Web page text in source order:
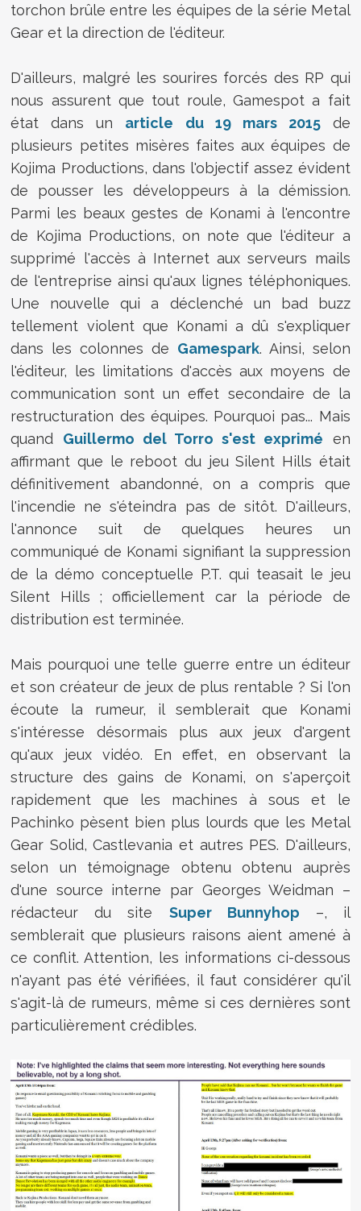
torchon brûle entre les équipes de la série Metal
Gear et la direction de l'éditeur.
D'ailleurs, malgré les sourires forcés des RP qui
nous assurent que tout roule, Gamespot a fait
état dans un article du 19 mars 2015de
plusieurs petites misères faites aux équipes de
Kojima Productions, dans l'objectif assez évident
de pousser les développeurs à la démission.
Parmi les beaux gestes de Konami à l'encontre
de Kojima Productions, on note que l'éditeur a
supprimé l'accès à Internet aux serveurs mails
de l'entreprise ainsi qu'aux lignes téléphoniques.
Une nouvelle qui a déclenché un bad buzz
tellement violent que Konami a dû s'expliquer
dans les colonnes de Gamespark. Ainsi, selon
l'éditeur, les limitations d'accès aux moyens de
communication sont un effet secondaire de la
restructuration des équipes. Pourquoi pas... Mais
quand Guillermo del Torro s'est exprimé en
affirmant que le reboot du jeu Silent Hills était
définitivement abandonné, on a compris que
l'incendie ne s'éteindra pas de sitôt. D'ailleurs,
l'annonce suit de quelques heures un
communiqué de Konami signifiant la suppression
de la démo conceptuelle P.T. qui teasait le jeu
Silent Hills ; officiellement car la période de
distribution est terminée.
Mais pourquoi une telle guerre entre un éditeur
et son créateur de jeux de plus rentable ? Si l'on
écoute la rumeur, il semblerait que Konami
s'intéresse désormais plus aux jeux d'argent
qu'aux jeux vidéo. En effet, en observant la
structure des gains de Konami, on s'aperçoit
rapidement que les machines à sous et le
Pachinko pèsent bien plus lourds que les Metal
Gear Solid, Castlevania et autres PES. D'ailleurs,
selon un témoignage obtenu obtenu auprès
d'une source interne par Georges Weidman –
rédacteur du site Super Bunnyhop –, il
semblerait que plusieurs raisons aient amené à
ce conflit. Attention, les informations ci-dessous
n'ayant pas été vérifiées, il faut considérer qu'il
s'agit-là de rumeurs, même si ces dernières sont
particulièrement crédibles.